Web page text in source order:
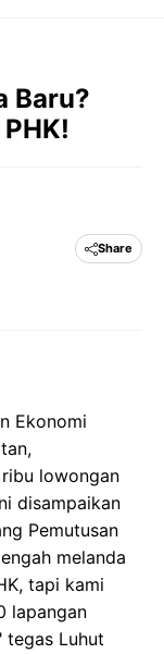
Baru?
Share
Ekonomi
lowongan
disampaikan
Pemutusan
melanda
tapi kami
lapangan
tegas Luhut